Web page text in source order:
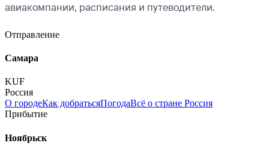
авиакомпании, расписания и путеводители.
Отправление
Самара
KUF
Россия
О городеКак добратьсяПогодаВсё о стране Россия
Прибытие
Ноябрьск